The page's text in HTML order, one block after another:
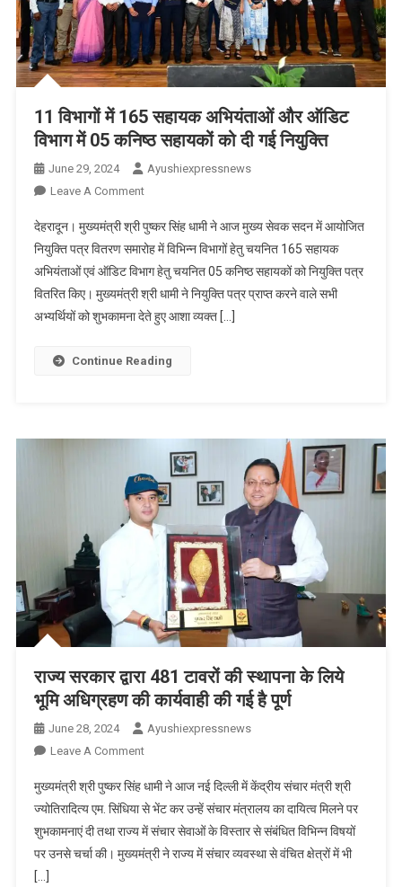
धामी
समक्ष
प्रस्तुतिकरण
गया
11 विभागों में 165 सहायक अभियंताओं और ऑडिट
विभाग में 05 कनिष्ठ सहायकों को दी गई नियुक्ति
June 29, 2024
Ayushiexpressnews
Leave A CommentOn
विभागों
में
165
सहायक
अभियंताओं
ऑडिट
कनिष्ठ
सहायकों
को
दी
गई
नियुक्ति
देहरादून। मुख्यमंत्री श्री पुष्कर सिंह धामी ने आज मुख्य सेवक सदन में आयोजित
नियुक्ति पत्र वितरण समारोह में विभिन्न विभागों हेतु चयनित 165 सहायक
अभियंताओं एवं ऑडिट विभाग हेतु चयनित 05 कनिष्ठ सहायकों को नियुक्ति पत्र
वितरित किए। मुख्यमंत्री श्री धामी ने नियुक्ति पत्र प्राप्त करने वाले सभी
अभ्यर्थियों को शुभकामना देते हुए आशा व्यक्त […]
Continue Reading
राज्य सरकार द्वारा 481 टावरों की स्थापना के लिये
भूमि अधिग्रहण की कार्यवाही की गई है पूर्ण
June 28, 2024
Ayushiexpressnews
Leave A CommentOn
सरकार
द्वारा
481
टावरों
मुख्यमंत्री श्री पुष्कर सिंह धामी ने आज नई दिल्ली में केंद्रीय संचार मंत्री श्री
ज्योतिरादित्य एम. सिंधिया से भेंट कर उन्हें संचार मंत्रालय का दायित्व मिलने पर
शुभकामनाएं दी तथा राज्य में संचार सेवाओं के विस्तार से संबंधित विभिन्न विषयों
पर उनसे चर्चा की। मुख्यमंत्री ने राज्य में संचार व्यवस्था से वंचित क्षेत्रों में भी
[…]